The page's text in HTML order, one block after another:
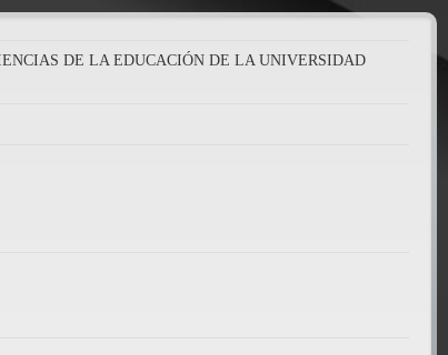
DE LA EDUCACIÓN DE LA UNIVERSIDAD